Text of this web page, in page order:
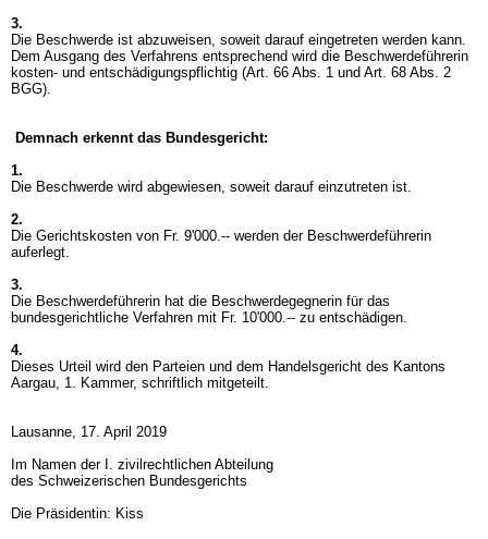
3.
Die Beschwerde ist abzuweisen, soweit darauf eingetreten werden kann.
Dem Ausgang des Verfahrens entsprechend wird die Beschwerdeführerin
kosten- und entschädigungspflichtig (Art. 66 Abs. 1 und Art. 68 Abs. 2
BGG).
Demnach erkennt das Bundesgericht:
1.
Die Beschwerde wird abgewiesen, soweit darauf einzutreten ist.
2.
Die Gerichtskosten von Fr. 9'000.-- werden der Beschwerdeführerin
auferlegt.
3.
Die Beschwerdeführerin hat die Beschwerdegegnerin für das
bundesgerichtliche Verfahren mit Fr. 10'000.-- zu entschädigen.
4.
Dieses Urteil wird den Parteien und dem Handelsgericht des Kantons
Aargau, 1. Kammer, schriftlich mitgeteilt.
Lausanne, 17. April 2019
Im Namen der I. zivilrechtlichen Abteilung
des Schweizerischen Bundesgerichts
Die Präsidentin: Kiss